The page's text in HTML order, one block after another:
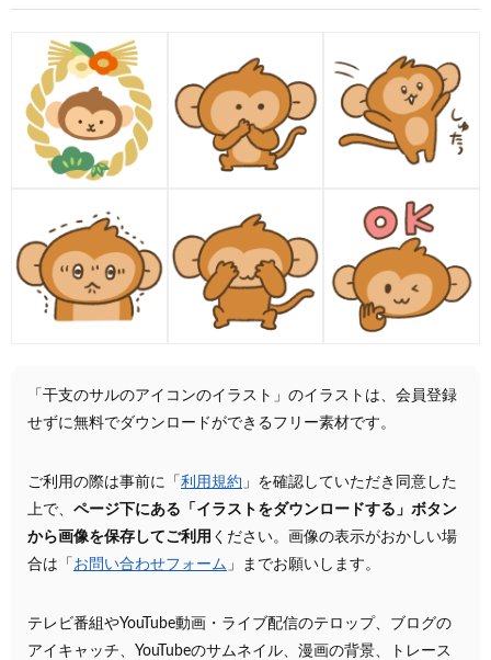
「干支のサルのアイコンのイラスト」のイラストは、会員登録
せずに無料でダウンロードができるフリー素材です。
ご利用の際は事前に「 利用規約 」を確認していただき同意した
上で、 ページ下にある「イラストをダウンロードする」ボタン
から画像を保存してご利用 ください。画像の表示がおかしい場
合は「 お問い合わせフォーム 」までお願いします。
テレビ番組やYouTube動画・ライブ配信のテロップ、ブログの
アイキャッチ、YouTubeのサムネイル、漫画の背景、トレース